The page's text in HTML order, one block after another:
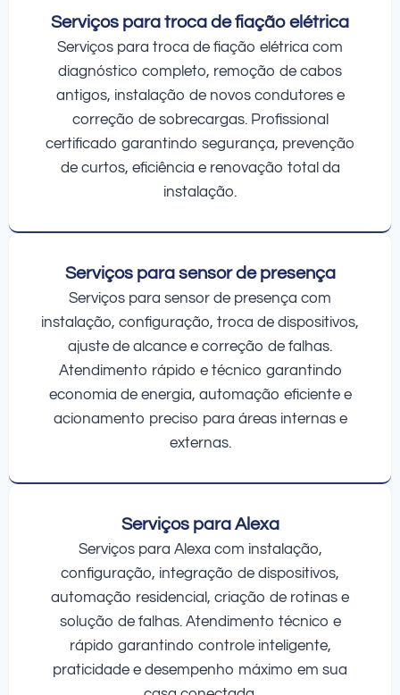
Serviços para troca de fiação elétrica
Serviços para troca de fiação elétrica com
diagnóstico completo, remoção de cabos
antigos, instalação de novos condutores e
correção de sobrecargas. Profissional
certificado garantindo segurança, prevenção
de curtos, eficiência e renovação total da
instalação.
Serviços para sensor de presença
Serviços para sensor de presença com
instalação, configuração, troca de dispositivos,
ajuste de alcance e correção de falhas.
Atendimento rápido e técnico garantindo
economia de energia, automação eficiente e
acionamento preciso para áreas internas e
externas.
Serviços para Alexa
Serviços para Alexa com instalação,
configuração, integração de dispositivos,
automação residencial, criação de rotinas e
solução de falhas. Atendimento técnico e
rápido garantindo controle inteligente,
praticidade e desempenho máximo em sua